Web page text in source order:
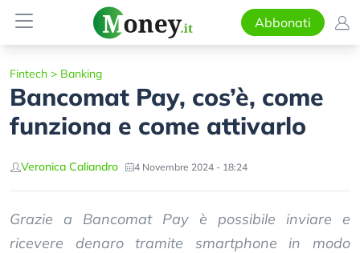
Abbonati
Fintech > Banking
Bancomat Pay, cos’è, come
funziona e come attivarlo
Veronica Caliandro 4 Novembre 2024 - 18:24
Grazie a Bancomat Pay è possibile inviare e
ricevere denaro tramite smartphone in modo